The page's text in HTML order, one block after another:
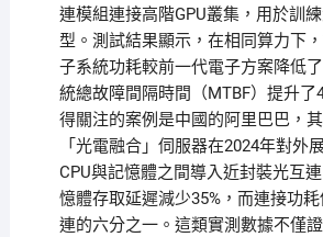
連模組連接高階GPU叢集，用於訓
型。測試結果顯示，在相同算力下
子系統功耗較前一代電子方案降低
統總故障間隔時間（MTBF）提升了
得關注的案例是中國的阿里巴巴，
「光電融合」伺服器在2024年對外
CPU與記憶體之間導入近封裝光互
憶體存取延遲減少35%，而連接功
連的六分之一。這類實測數據不僅